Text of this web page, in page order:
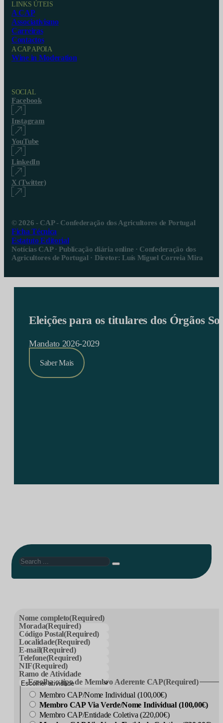
LINKS ÚTEIS
A CAP
Associativismo
Carreiras
Contactos
A CAP APOIA
Wine in Moderation
SOCIAL
Facebook
Instagram
YouTube
LinkedIn
X (Twitter)
© 2026 - CAP - Confederação dos Agricultores de Portugal
Ficha Técnica
Estatuto Editorial
Notícias CAP · Publicação diária online · Confederação dos
Agricultores de Portugal · Diretor: Luís Miguel Correia Mira
Eleições para os titulares dos Órgãos
Mandato 2026-2029
Saber Mais
Search
Nome completo(Required)
Morada(Required)
Código Postal(Required)
Localidade(Required)
E-mail(Required)
Telefone(Required)
NIF(Required)
Ramo de Atividade
Escolha o tipo de Membro Aderente CAP(Required)
Membro CAP/Nome Individual (100,00€)
Membro CAP Via Verde/Nome Individual (100,00€)
Membro CAP/Entidade Coletiva (220,00€)